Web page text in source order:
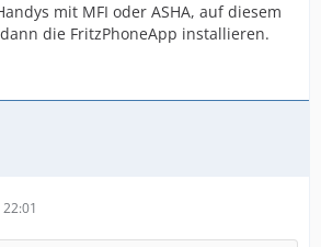
mit MFI oder ASHA, auf diesem
die FritzPhoneApp installieren.